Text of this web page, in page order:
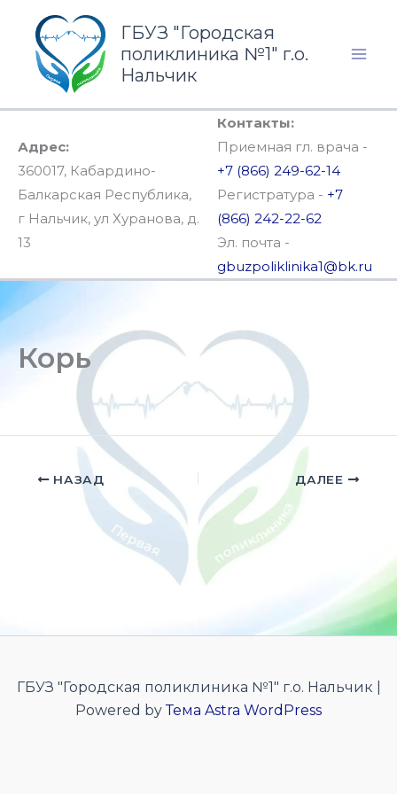
Перейти
содержимому
ГБУЗ "Городская
поликлиника №1" г.о.
Нальчик
Адрес:
360017, Кабардино-
Балкарская Республика,
г Нальчик, ул Хуранова, д.
13
Контакты:
Приемная гл. врача -
+7 (866) 249-62-14
Регистратура - +7
(866) 242-22-62
Эл. почта -
gbuzpoliklinika1@bk.ru
Корь
НАЗАД ДАЛЕЕ
ГБУЗ "Городская поликлиника №1" г.о. Нальчик |
Powered byТема Astra WordPress